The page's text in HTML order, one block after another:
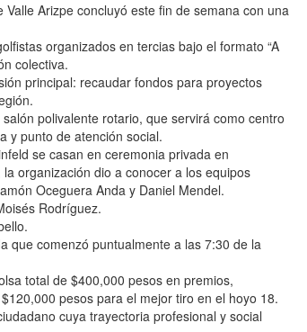
Arizpe concluyó este fin de semana con una
organizados en tercias bajo el formato “A
colectiva.
principal: recaudar fondos para proyectos
polivalente rotario, que servirá como centro
y punto de atención social.
se casan en ceremonia privada en
organización dio a conocer a los equipos
Oceguera Anda y Daniel Mendel.
Rodríguez.
que comenzó puntualmente a las 7:30 de la
total de $400,000 pesos en premios,
pesos para el mejor tiro en el hoyo 18.
cuya trayectoria profesional y social